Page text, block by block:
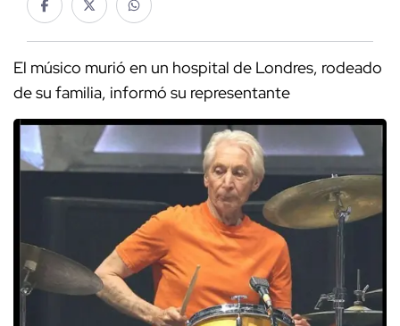
El músico murió en un hospital de Londres, rodeado
de su familia, informó su representante